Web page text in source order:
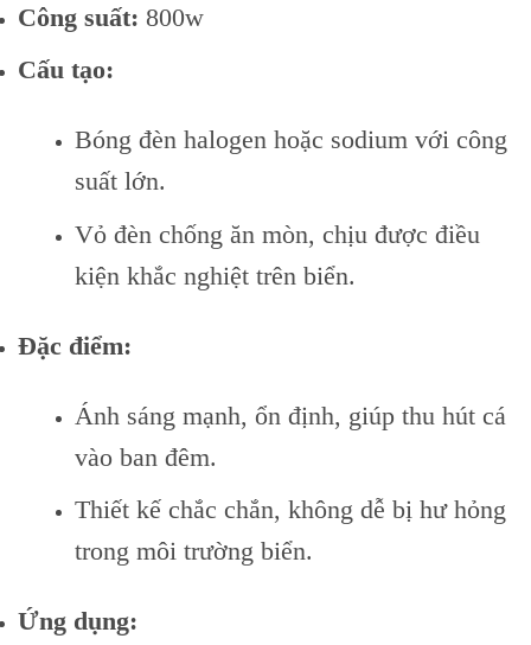
Công suất: 800w
Cấu tạo:
Bóng đèn halogen hoặc sodium với công
suất lớn.
Vỏ đèn chống ăn mòn, chịu được điều
kiện khắc nghiệt trên biển.
Đặc điểm:
Ánh sáng mạnh, ổn định, giúp thu hút cá
vào ban đêm.
Thiết kế chắc chắn, không dễ bị hư hỏng
trong môi trường biển.
Ứng dụng: